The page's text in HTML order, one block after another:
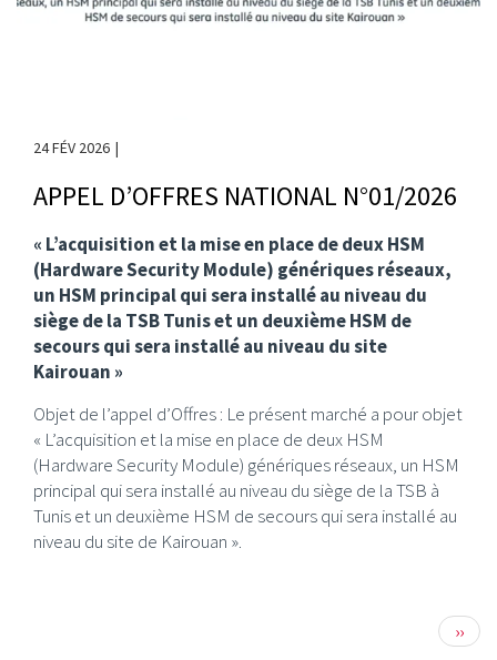
24 FÉV 2026
APPEL D’OFFRES NATIONAL N°01/2026
« L’acquisition et la mise en place de deux HSM
(Hardware Security Module) génériques réseaux,
un HSM principal qui sera installé au niveau du
siège de la TSB Tunis et un deuxième HSM de
secours qui sera installé au niveau du site
Kairouan »
Objet de l’appel d’Offres : Le présent marché a pour objet
« L’acquisition et la mise en place de deux HSM
(Hardware Security Module) génériques réseaux, un HSM
principal qui sera installé au niveau du siège de la TSB à
Tunis et un deuxième HSM de secours qui sera installé au
niveau du site de Kairouan ».
Page
››